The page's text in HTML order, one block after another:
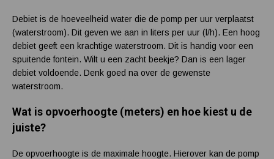
Debiet is de hoeveelheid water die de pomp per uur verplaatst
(waterstroom). Dit geven we aan in liters per uur (l/h). Een hoog
debiet geeft een krachtige waterstroom. Dit is handig voor een
spuitende fontein. Wilt u een zacht beekje? Dan is een lager
debiet voldoende. Denk goed na over de gewenste
waterstroom.
Wat is opvoerhoogte (meters) en hoe kiest u de
juiste?
De opvoerhoogte is de maximale hoogte. Hierover kan de pomp